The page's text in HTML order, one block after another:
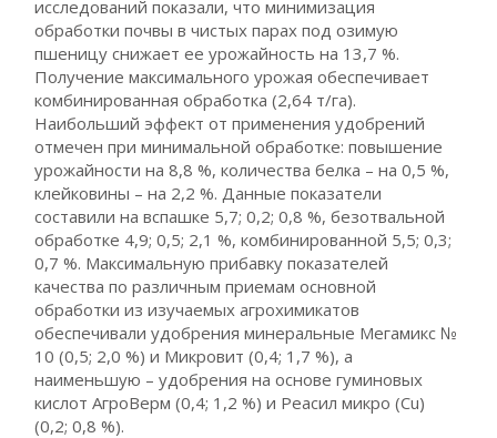
исследований показали, что минимизация
обработки почвы в чистых парах под озимую
пшеницу снижает ее урожайность на 13,7 %.
Получение максимального урожая обеспечивает
комбинированная обработка (2,64 т/га).
Наибольший эффект от применения удобрений
отмечен при минимальной обработке: повышение
урожайности на 8,8 %, количества белка – на 0,5 %,
клейковины – на 2,2 %. Данные показатели
составили на вспашке 5,7; 0,2; 0,8 %, безотвальной
обработке 4,9; 0,5; 2,1 %, комбинированной 5,5; 0,3;
0,7 %. Максимальную прибавку показателей
качества по различным приемам основной
обработки из изучаемых агрохимикатов
обеспечивали удобрения минеральные Мегамикс №
10 (0,5; 2,0 %) и Микровит (0,4; 1,7 %), а
наименьшую – удобрения на основе гуминовых
кислот АгроВерм (0,4; 1,2 %) и Реасил микро (Сu)
(0,2; 0,8 %).